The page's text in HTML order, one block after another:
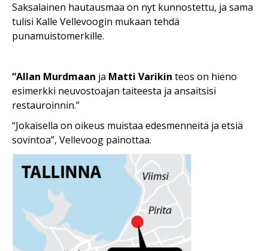
Saksalainen hautausmaa on nyt kunnostettu, ja sama
tulisi Kalle Vellevoogin mukaan tehdä
punamuistomerkille.
“Allan Murdmaan ja Matti Varikin teos on hieno
esimerkki neuvostoajan taiteesta ja ansaitsisi
restauroinnin.”
“Jokaisella on oikeus muistaa edesmenneitä ja etsiä
sovintoa”, Vellevoog painottaa.